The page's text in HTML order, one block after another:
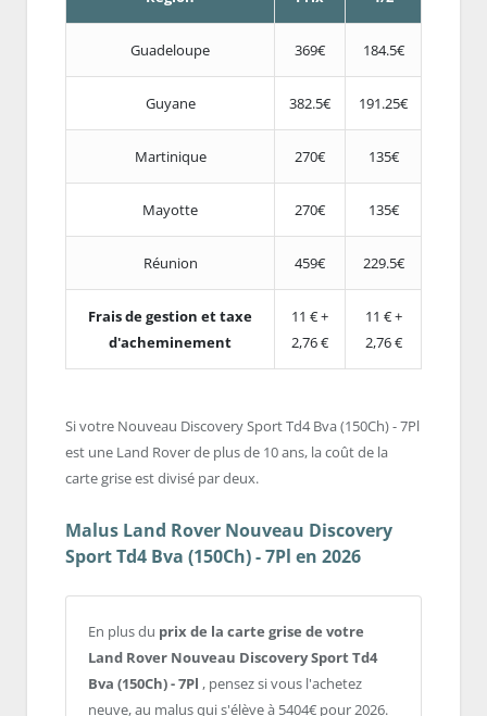
Guadeloupe 369€ 184.5€
Guyane 382.5€ 191.25€
Martinique 270€ 135€
Mayotte 270€ 135€
Réunion 459€ 229.5€
Frais de gestion et taxe
d'acheminement
11 € +
2,76 €
11 € +
2,76 €
Si votre Nouveau Discovery Sport Td4 Bva (150Ch) - 7Pl
est une Land Rover de plus de 10 ans, la coût de la
carte grise est divisé par deux.
Malus Land Rover Nouveau Discovery
Sport Td4 Bva (150Ch) - 7Pl en 2026
En plus du prix de la carte grise de votre
Land Rover Nouveau Discovery Sport Td4
Bva (150Ch) - 7Pl , pensez si vous l'achetez
neuve, au malus qui s'élève à 5404€ pour 2026.